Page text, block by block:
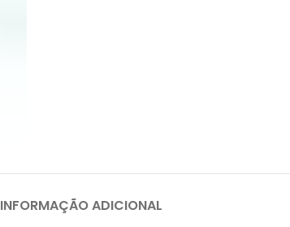
INFORMAÇÃO ADICIONAL